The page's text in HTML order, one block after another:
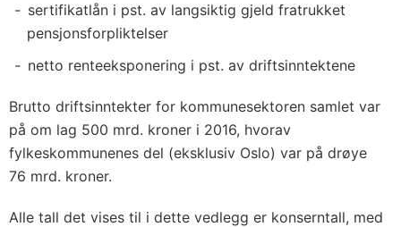
sertifikatlån i pst. av langsiktig gjeld fratrukket
pensjonsforpliktelser
netto renteeksponering i pst. av driftsinntektene
Brutto driftsinntekter for kommunesektoren samlet var
på om lag 500 mrd. kroner i 2016, hvorav
fylkeskommunenes del (eksklusiv Oslo) var på drøye
76 mrd. kroner.
Alle tall det vises til i dette vedlegg er konserntall, med